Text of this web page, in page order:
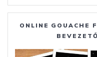
ONLINE GOUACHE